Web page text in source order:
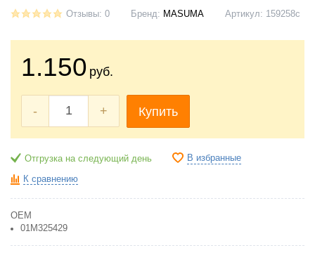
Отзывы: 0 Бренд: MASUMA Артикул: 159258c
1.150 руб.
- + Купить
Отгрузка на следующий день В избранные
К сравнению
OEM
01M325429